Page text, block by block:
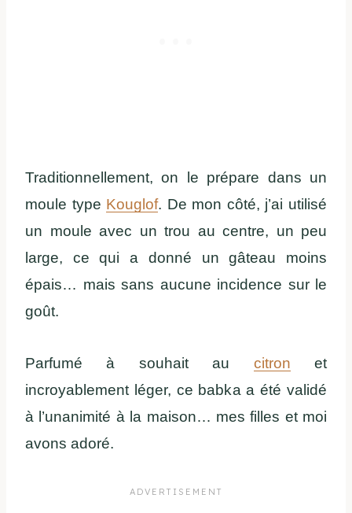
Traditionnellement, on le prépare dans un
moule type Kouglof. De mon côté, j’ai utilisé
un moule avec un trou au centre, un peu
large, ce qui a donné un gâteau moins
épais… mais sans aucune incidence sur le
goût.
Parfumé à souhait au citron et
incroyablement léger, ce babka a été validé
à l’unanimité à la maison… mes filles et moi
avons adoré.